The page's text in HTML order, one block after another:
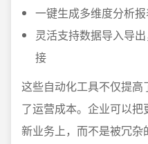
一键生成多维度分析
灵活支持数据导入导
接
这些自动化工具不仅提
了运营成本。企业可以
新业务上，而不是被冗